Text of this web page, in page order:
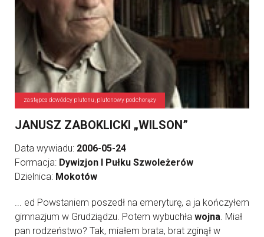
zastępca dowódcy plutonu, plutonowy podchorąży
JANUSZ ZABOKLICKI „WILSON”
Data wywiadu: 2006-05-24
Formacja: Dywizjon I Pułku Szwoleżerów
Dzielnica: Mokotów
... ed Powstaniem poszedł na emeryturę, a ja kończyłem
gimnazjum w Grudziądzu. Potem wybuchła wojna. Miał
pan rodzeństwo? Tak, miałem brata, brat zginął w